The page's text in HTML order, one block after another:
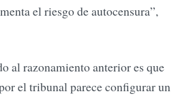
el riesgo de autocensura”,
al razonamiento anterior es que
el tribunal parece configurar un